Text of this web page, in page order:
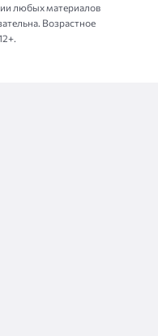
любых материалов
Возрастное